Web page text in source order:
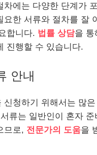
차에는 다양한 단계가
요한 서류와 절차를 잘
합니다. 법률 상담을 통
진행할 수 있습니다.
안내
신청하기 위해서는 많
류는 일반인이 혼자 준
므로, 전문가의 도움을